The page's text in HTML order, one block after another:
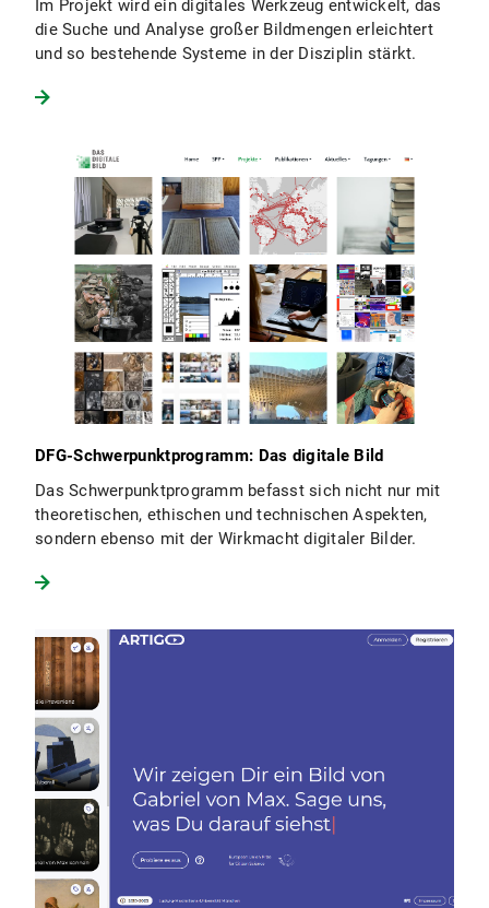
Im Projekt wird ein digitales Werkzeug entwickelt, das
die Suche und Analyse großer Bildmengen erleichtert
und so bestehende Systeme in der Disziplin stärkt.
DFG-Schwerpunktprogramm: Das digitale Bild
Das Schwerpunktprogramm befasst sich nicht nur mit
theoretischen, ethischen und technischen Aspekten,
sondern ebenso mit der Wirkmacht digitaler Bilder.